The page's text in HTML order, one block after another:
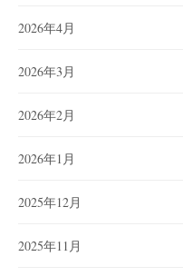
2026年4月
2026年3月
2026年2月
2026年1月
2025年12月
2025年11月